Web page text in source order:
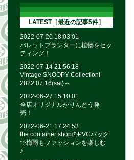
LATEST［最近の記事5件］
2022-07-20 18:03:01
バレットプランターに植物をセッ
ティング！
2022-07-14 21:56:18
Vintage SNOOPY Collection!
2022.07.16(sat)～
2022-06-27 15:10:01
全店オリジナルかりんとう発
売！
2022-06-21 17:24:53
the container shopのPVCバッグ
で梅雨もファッションを楽しむ
♪